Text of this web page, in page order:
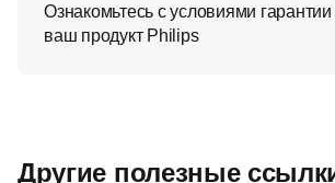
Ознакомьтесь с условиями гарантии
ваш продукт Philips
Другие полезные